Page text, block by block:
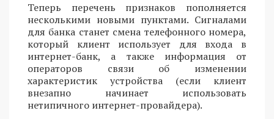
Теперь перечень признаков пополняется
несколькими новыми пунктами. Сигналами
для банка станет смена телефонного номера,
который клиент использует для входа в
интернет-банк, а также информация от
операторов связи об изменении
характеристик устройства (если клиент
внезапно начинает использовать
нетипичного интернет-провайдера).